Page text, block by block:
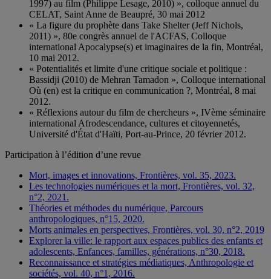
1997) au film (Philippe Lesage, 2010) », colloque annuel du
CELAT, Saint Anne de Beaupré, 30 mai 2012
« La figure du prophète dans Take Shelter (Jeff Nichols,
2011) », 80e congrès annuel de l'ACFAS, Colloque
international Apocalypse(s) et imaginaires de la fin, Montréal,
10 mai 2012.
« Potentialités et limite d'une critique sociale et politique :
Bassidji (2010) de Mehran Tamadon », Colloque international
Où (en) est la critique en communication ?, Montréal, 8 mai
2012.
« Réflexions autour du film de chercheurs », IVème séminaire
international Afrodescendance, cultures et citoyennetés,
Université d'État d'Haïti, Port-au-Prince, 20 février 2012.
Participation à l’édition d’une revue
Mort, images et innovations, Frontières, vol. 35, 2023.
Les technologies numériques et la mort, Frontières, vol. 32,
n°2, 2021.
Théories et méthodes du numérique, Parcours
anthropologiques, n°15, 2020.
Morts animales en perspectives, Frontières, vol. 30, n°2, 2019
Explorer la ville: le rapport aux espaces publics des enfants et
adolescents, Enfances, familles, générations, n°30, 2018.
Reconnaissance et stratégies médiatiques, Anthropologie et
sociétés, vol. 40, n°1, 2016.